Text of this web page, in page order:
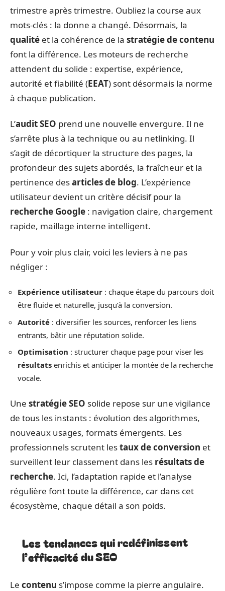
trimestre après trimestre. Oubliez la course aux
mots-clés : la donne a changé. Désormais, la
qualité et la cohérence de la stratégie de contenu
font la différence. Les moteurs de recherche
attendent du solide : expertise, expérience,
autorité et fiabilité (EEAT) sont désormais la norme
à chaque publication.
L’audit SEO prend une nouvelle envergure. Il ne
s’arrête plus à la technique ou au netlinking. Il
s’agit de décortiquer la structure des pages, la
profondeur des sujets abordés, la fraîcheur et la
pertinence desarticles de blog. L’expérience
utilisateur devient un critère décisif pour la
recherche Google : navigation claire, chargement
rapide, maillage interne intelligent.
Pour y voir plus clair, voici les leviers à ne pas
négliger :
Expérience utilisateur : chaque étape du parcours doit
être fluide et naturelle, jusqu’à la conversion.
Autorité : diversifier les sources, renforcer les liens
entrants, bâtir une réputation solide.
Optimisation : structurer chaque page pour viser les
résultats enrichis et anticiper la montée de la recherche
vocale.
Une stratégie SEO solide repose sur une vigilance
de tous les instants : évolution des algorithmes,
nouveaux usages, formats émergents. Les
professionnels scrutent lestaux de conversion et
surveillent leur classement dans les résultats de
recherche. Ici, l’adaptation rapide et l’analyse
régulière font toute la différence, car dans cet
écosystème, chaque détail a son poids.
Les tendances qui redéfinissent
l’efficacité du SEO
Le contenu s’impose comme la pierre angulaire.